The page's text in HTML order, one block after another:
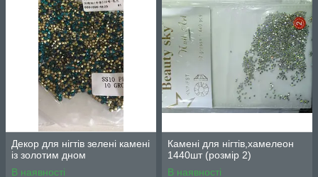
Декор для нігтів зелені камені
із золотим дном
В наявності
Камені для нігтів,хамелеон
1440шт (розмір 2)
В наявності